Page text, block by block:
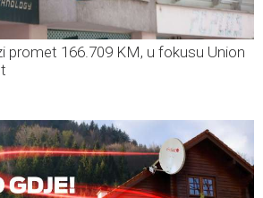
promet 166.709 KM, u fokusu Union